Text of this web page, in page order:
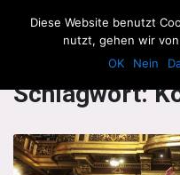
The
Schlagwort:
Diese Website benutzt
nutzt, gehen wir
OK
Nein